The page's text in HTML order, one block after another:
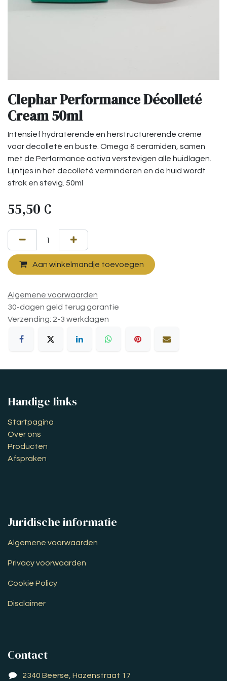
Clephar Performance Décolleté
Cream 50ml
Intensief hydraterende en herstructurerende crème
voor decolleté en buste. Omega 6 ceramiden, samen
met de Performance activa verstevigen alle huidlagen.
Lijntjes in het decolleté verminderen en de huid wordt
strak en stevig. 50ml
55,50€
Aan winkelmandje toevoegen
Algemene voorwaarden
30-dagen geld terug garantie
Verzending: 2-3 werkdagen
Handige links
Startpagina
Over ons
Producten
Afspraken
Juridische informatie
Algemene voorwaarden
Privacy voorwaarden
Cookie Policy
Disclaimer
Contact
2340 Beerse, Hazenstraat 17